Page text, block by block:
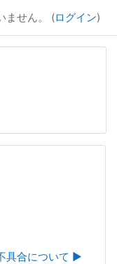
ません。 (ログイン)
具合について ▶︎